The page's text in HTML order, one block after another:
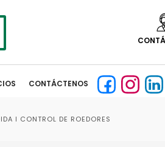
CONTÁCTENOS
ǀ CONTROL DE ROEDORES